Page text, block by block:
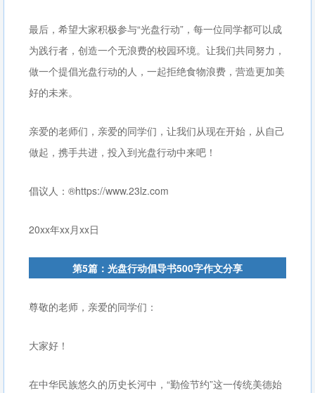
最后，希望大家积极参与“光盘行动”，每一位同学都可以成
为践行者，创造一个无浪费的校园环境。让我们共同努力，
做一个提倡光盘行动的人，一起拒绝食物浪费，营造更加美
好的未来。
亲爱的老师们，亲爱的同学们，让我们从现在开始，从自己
做起，携手共进，投入到光盘行动中来吧！
倡议人：®https://www.23lz.com
20xx年xx月xx日
第5篇：光盘行动倡导书500字作文分享
尊敬的老师，亲爱的同学们：
大家好！
在中华民族悠久的历史长河中，“勤俭节约”这一传统美德始